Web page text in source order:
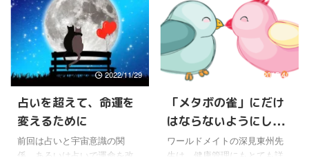
2022/11/29
占いを超えて、命運を
変えるために
前回は占いと宇宙意識の関
係、あるいは占いで運命を改
2015/4/7
「メタボの雀」にだけ
はならないようにしな
いと
ワールドメイトの深見東州先
生は、健康管理にもとても詳